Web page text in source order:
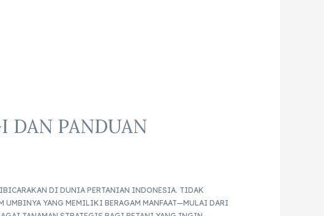
DAN PANDUAN
DI DUNIA PERTANIAN INDONESIA. TIDAK
UMBINYA YANG MEMILIKI BERAGAM MANFAAT—MULAI DARI